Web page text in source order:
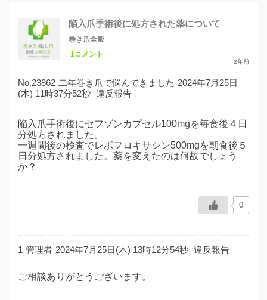
陥入爪手術後に処方された薬について
巻き爪全般
1コメント
2年前
No.23862 二年巻き爪で悩んできました 2024年7月25日
(木) 11時37分52秒 違反報告
陥入爪手術後にセフゾンカプセル100mgを毎食後４日
分処方されました。
一週間後の検査でレボフロキサシン500mgを朝食後５
日分処方されました。薬を変えたのは何故でしょう
か？
0
1 管理者 2024年7月25日(木) 13時12分54秒 違反報告
ご相談ありがとうございます。